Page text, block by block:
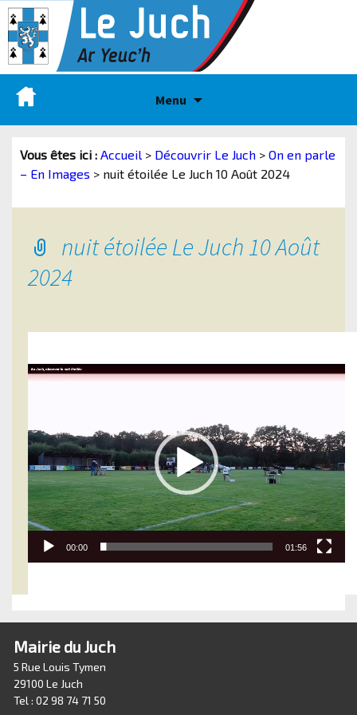
Menu
Vous êtes ici : Accueil > Découvrir Le Juch > On en parle
– En Images > nuit étoilée Le Juch 10 Août 2024
nuit étoilée Le Juch 10 Août
2024
Lecteur
00:00 01:56
Mairie du Juch
5 Rue Louis Tymen
29100 Le Juch
Tel : 02 98 74 71 50